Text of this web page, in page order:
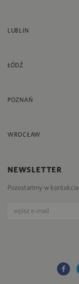
LUBLIN
ŁÓDŹ
POZNAŃ
WROCŁAW
NEWSLETTER
Pozostańmy w kontakcie